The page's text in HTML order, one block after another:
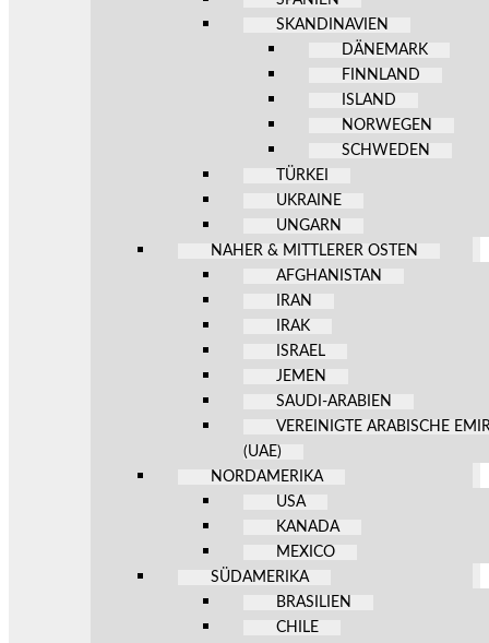
SKANDINAVIEN
DÄNEMARK
FINNLAND
ISLAND
NORWEGEN
SCHWEDEN
TÜRKEI
UKRAINE
UNGARN
NAHER & MITTLERER OSTEN
AFGHANISTAN
IRAN
IRAK
ISRAEL
JEMEN
SAUDI-ARABIEN
VEREINIGTE ARABISCHE
(UAE)
NORDAMERIKA
USA
KANADA
MEXICO
SÜDAMERIKA
BRASILIEN
CHILE